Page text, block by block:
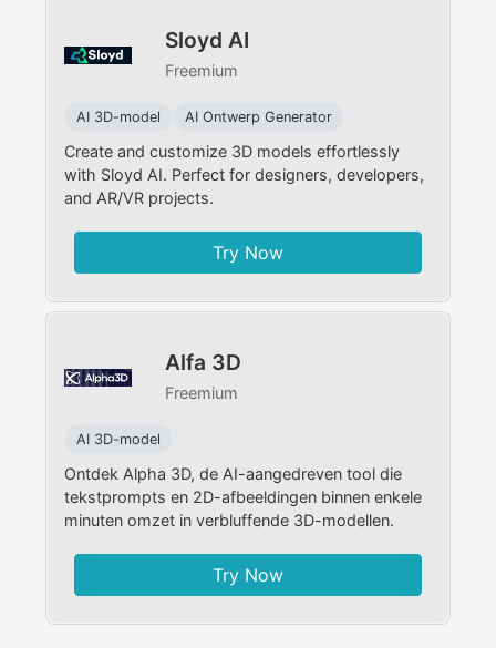
Sloyd AI
Freemium
AI 3D-model AI Ontwerp Generator
Create and customize 3D models effortlessly
with Sloyd AI. Perfect for designers, developers,
and AR/VR projects.
Try Now
Alfa 3D
Freemium
AI 3D-model
Ontdek Alpha 3D, de AI-aangedreven tool die
tekstprompts en 2D-afbeeldingen binnen enkele
minuten omzet in verbluffende 3D-modellen.
Try Now